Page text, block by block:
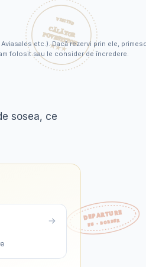
etc.). Dacă rezervi prin ele,
folosit sau le consider de încredere.
sosea, ce